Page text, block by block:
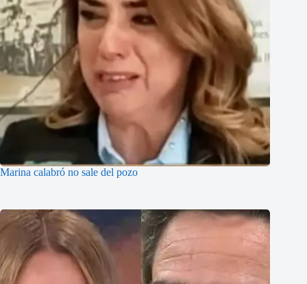
Marina calabró no sale del pozo